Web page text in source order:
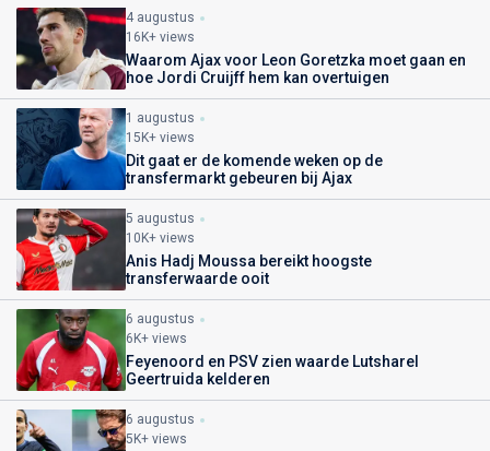
4 augustus
16K+ views
Waarom Ajax voor Leon Goretzka moet gaan en
hoe Jordi Cruijff hem kan overtuigen
1 augustus
15K+ views
Dit gaat er de komende weken op de
transfermarkt gebeuren bij Ajax
5 augustus
10K+ views
Anis Hadj Moussa bereikt hoogste
transferwaarde ooit
6 augustus
6K+ views
Feyenoord en PSV zien waarde Lutsharel
Geertruida kelderen
6 augustus
5K+ views